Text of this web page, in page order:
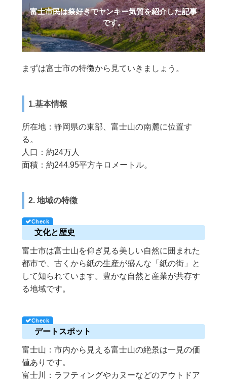
富士市民は祭好きでヤンキー気質を紹介した記事
です。
まずは富士市の特徴から見ていきましょう。
1.基本情報
所在地：静岡県の東部、富士山の南麓に位置す
る。
人口：約24万人
面積：約244.95平方キロメートル。
2. 地域の特徴
文化と歴史
富士市は富士山を仰ぎ見る美しい自然に囲まれた
都市で、古くから紙の生産が盛んな「紙の街」と
して知られています。豊かな自然と産業が共存す
る地域です。
デートスポット
富士山：市内から見える富士山の絶景は一見の価
値ありです。
富士川：ラフティングやカヌーなどのアウトドア